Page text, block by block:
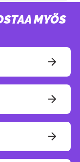
MYÖS